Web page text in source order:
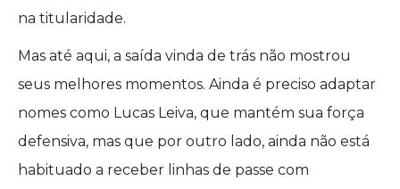
na titularidade.
Mas até aqui, a saída vinda de trás não mostrou
seus melhores momentos. Ainda é preciso adaptar
nomes como Lucas Leiva, que mantém sua força
defensiva, mas que por outro lado, ainda não está
habituado a receber linhas de passe com